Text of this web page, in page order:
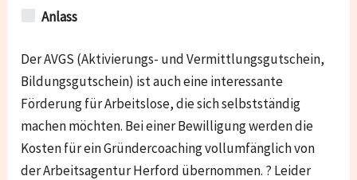
Anlass
Der AVGS (Aktivierungs- und Vermittlungsgutschein,
Bildungsgutschein) ist auch eine interessante
Förderung für Arbeitslose, die sich selbstständig
machen möchten. Bei einer Bewilligung werden die
Kosten für ein Gründercoaching vollumfänglich von
der Arbeitsagentur Herford übernommen. ? Leider